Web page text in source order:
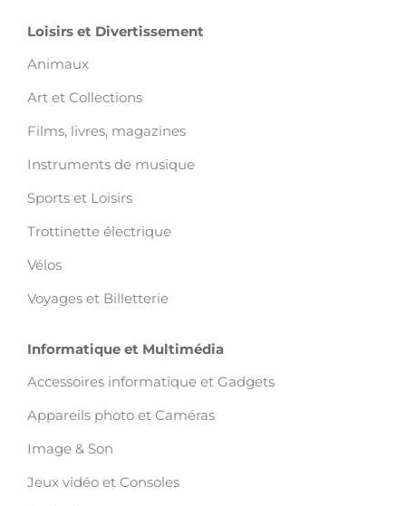
Loisirs et Divertissement
Animaux
Art et Collections
Films, livres, magazines
Instruments de musique
Sports et Loisirs
Trottinette électrique
Vélos
Voyages et Billetterie
Informatique et Multimédia
Accessoires informatique et Gadgets
Appareils photo et Caméras
Image & Son
Jeux vidéo et Consoles